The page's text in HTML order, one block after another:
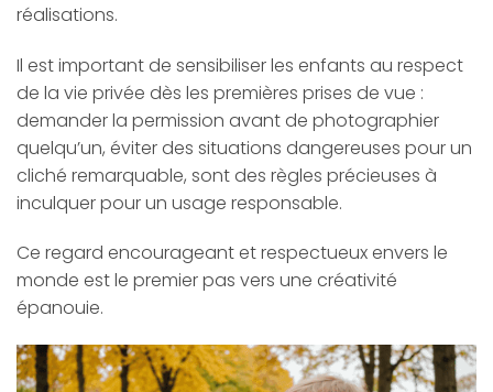
réalisations.
Il est important de sensibiliser les enfants au respect
de la vie privée dès les premières prises de vue :
demander la permission avant de photographier
quelqu’un, éviter des situations dangereuses pour un
cliché remarquable, sont des règles précieuses à
inculquer pour un usage responsable.
Ce regard encourageant et respectueux envers le
monde est le premier pas vers une créativité
épanouie.